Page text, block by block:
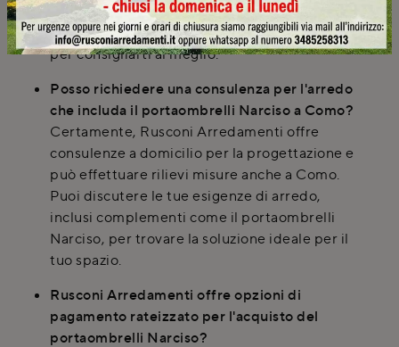
di personalizzazione dipendono dal modello
specifico, ma il nostro team è a disposizione
per consigliarti al meglio.
Posso richiedere una consulenza per l'arredo
che includa il portaombrelli Narciso a Como?
Certamente, Rusconi Arredamenti offre
consulenze a domicilio per la progettazione e
può effettuare rilievi misure anche a Como.
Puoi discutere le tue esigenze di arredo,
inclusi complementi come il portaombrelli
Narciso, per trovare la soluzione ideale per il
tuo spazio.
Rusconi Arredamenti offre opzioni di
pagamento rateizzato per l'acquisto del
portaombrelli Narciso?